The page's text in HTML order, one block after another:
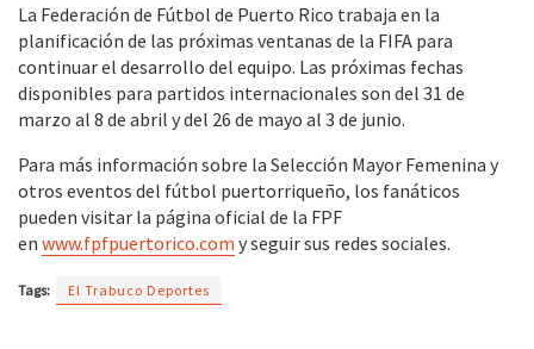
La Federación de Fútbol de Puerto Rico trabaja en la
planificación de las próximas ventanas de la FIFA para
continuar el desarrollo del equipo. Las próximas fechas
disponibles para partidos internacionales son del 31 de
marzo al 8 de abril y del 26 de mayo al 3 de junio.
Para más información sobre la Selección Mayor Femenina y
otros eventos del fútbol puertorriqueño, los fanáticos
pueden visitar la página oficial de la FPF
en www.fpfpuertorico.com y seguir sus redes sociales.
Tags: El Trabuco Deportes